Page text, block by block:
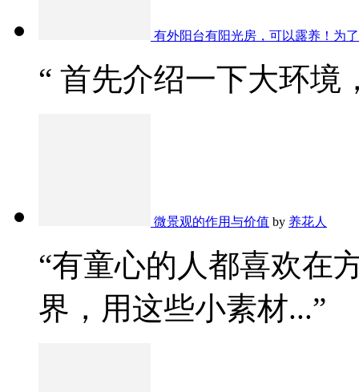
有外阳台有阳光房，可以露养！为
“ 首先介绍一下大环境
微景观的作用与价值 by 养花人
“有童心的人都喜欢在
界，用这些小素材...”